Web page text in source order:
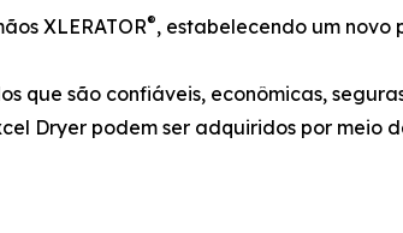
XLERATOR®, estabelecendo um novo
que são confiáveis, econômicas,
Dryer podem ser adquiridos por meio